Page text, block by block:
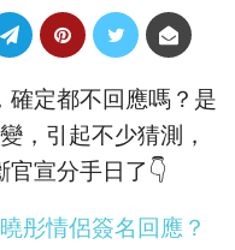
確定都不回應嗎？是
，引起不少猜測，
宣分手日了👇
彤情侶簽名回應？